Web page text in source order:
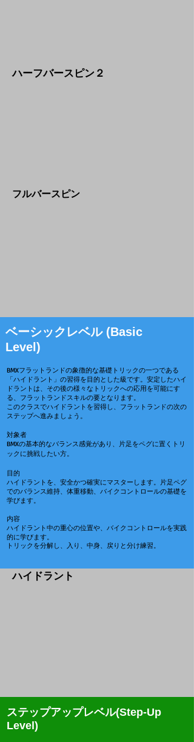
​ハーフバースピン２
​フルバースピン
ベーシックレベル (Basic
Level)
BMXフラットランドの象徴的な基礎トリックの一つである
「ハイドラント」の習得を目的とした級です。安定したハイ
ドラントは、その後の様々なトリックへの応用を可能にす
る、フラットランドスキルの要となります。
このクラスでハイドラントを習得し、フラットランドの次の
ステップへ進みましょう。
対象者
BMXの基本的なバランス感覚があり、片足をペグに置くトリ
ックに挑戦したい方。
目的
ハイドラントを、安全かつ確実にマスターします。 片足ペグ
でのバランス維持、体重移動、バイクコントロールの基礎を
学びます。
内容
ハイドラント中の重心の位置や、バイクコントロールを実践
的に学びます。
トリックを分解し、入り、中身、戻りと分け練習。​
​ハイドラント
ステップアップレベル(Step-Up
Level)